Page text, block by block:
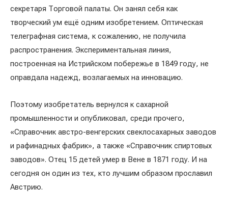
секретаря Торговой палаты. Он занял себя как
творческий ум ещё одним изобретением. Оптическая
телеграфная система, к сожалению, не получила
распространения. Экспериментальная линия,
построенная на Истрийском побережье в 1849 году, не
оправдала надежд, возлагаемых на инновацию.
Поэтому изобретатель вернулся к сахарной
промышленности и опубликовал, среди прочего,
«Справочник австро-венгерских свеклосахарных заводов
и рафинадных фабрик», а также «Справочник спиртовых
заводов». Отец 15 детей умер в Вене в 1871 году. И на
сегодня он один из тех, кто лучшим образом прославил
Австрию.